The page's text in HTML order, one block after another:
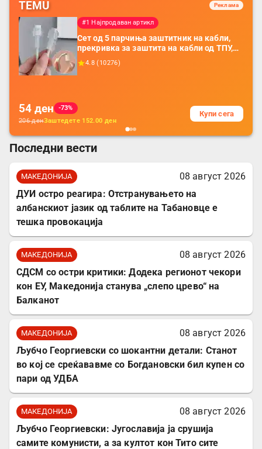
TEMU Реклама
#1 Најпродаван артикл
Сет од 5 парчиња заштитник на кабли,
прекривка за заштита на кабли од ТПУ,
додатоци за заштита на кабли, без
батерија, за мобилни телефони, комплет
4.8 (10276)
54 ден
-73%
206денЗаштедете 152.00 ден
Купи сега
Последни вести
МАКЕДОНИЈА
08 август 2026
ДУИ остро реагира: Отстранувањето на
албанскиот јазик од таблите на Табановце е
тешка провокација
МАКЕДОНИЈА
08 август 2026
СДСМ со остри критики: Додека регионот чекори
кон ЕУ, Македонија станува „слепо црево“ на
Балканот
МАКЕДОНИЈА
08 август 2026
Љубчо Георгиевски со шокантни детали: Станот
во кој се среќававме со Богдановски бил купен со
пари од УДБА
МАКЕДОНИЈА
08 август 2026
Љубчо Георгиевски: Југославија ја срушија
самите комунисти, а за култот кон Тито сите